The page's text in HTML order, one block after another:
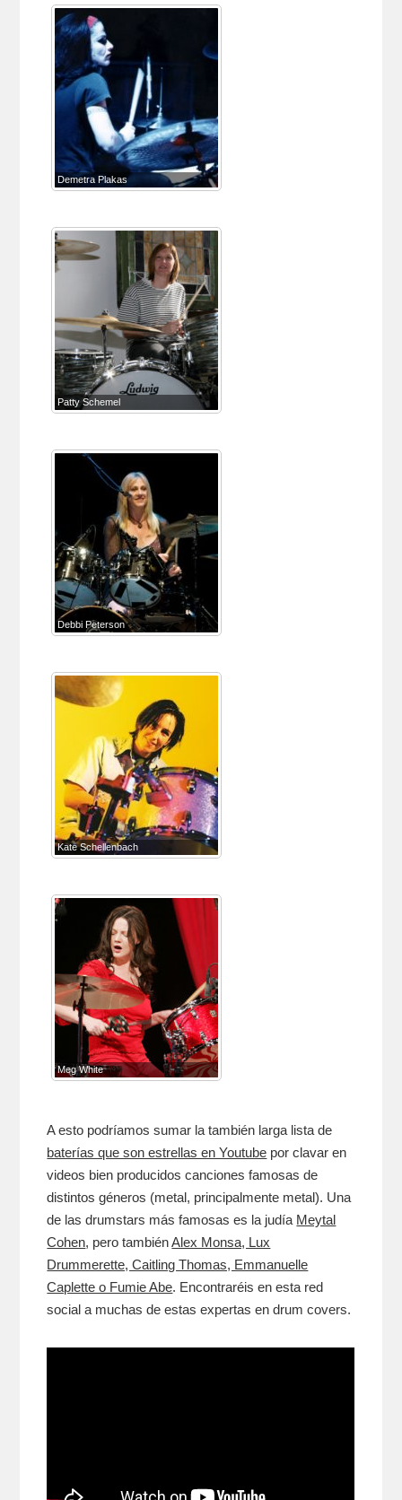
Demetra Plakas
Patty Schemel
Debbi Peterson
Kate Schellenbach
Meg White
A esto podríamos sumar la también larga lista de
baterías que son estrellas en Youtube por clavar en
videos bien producidos canciones famosas de
distintos géneros (metal, principalmente metal). Una
de las drumstars más famosas es la judía Meytal
Cohen, pero tambiénAlex Monsa, Lux
Drummerette, Caitling Thomas, Emmanuelle
Caplette o Fumie Abe. Encontraréis en esta red
social a muchas de estas expertas en drum covers.